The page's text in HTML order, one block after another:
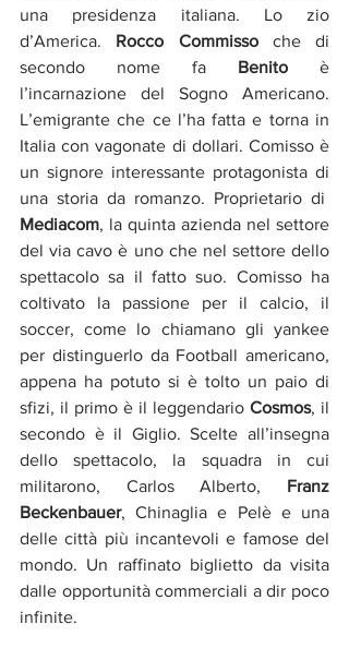
una presidenza italiana. Lo zio
d’America. Rocco Commisso che di
secondo nome fa Benito è
l’incarnazione del Sogno Americano.
L’emigrante che ce l’ha fatta e torna in
Italia con vagonate di dollari. Comisso è
un signore interessante protagonista di
Mediacom, la quinta azienda nel settore
del via cavo è uno che nel settore dello
spettacolo sa il fatto suo. Comisso ha
coltivato la passione per il calcio, il
soccer, come lo chiamano gli yankee
per distinguerlo da Football americano,
appena ha potuto si è tolto un paio di
sfizi, il primo è il leggendario Cosmos, il
secondo è il Giglio. Scelte all’insegna
dello spettacolo, la squadra in cui
militarono, Carlos Alberto, Franz
Beckenbauer, Chinaglia e Pelè e una
delle città più incantevoli e famose del
mondo. Un raffinato biglietto da visita
dalle opportunità commerciali a dir poco
infinite.